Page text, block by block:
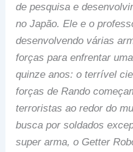
de pesquisa e
no Japão. Ele e o
desenvolvendo várias
forças para enfrentar
quinze anos: o terrível
forças de Rando
terroristas ao redor do
busca por soldados
super arma, o Getter